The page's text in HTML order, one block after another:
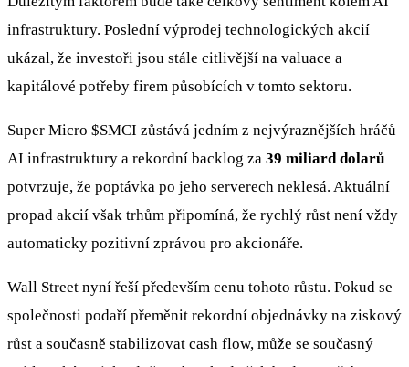
infrastruktury. Poslední výprodej technologických akcií
ukázal, že investoři jsou stále citlivější na valuace a
kapitálové potřeby firem působících v tomto sektoru.
Super Micro $SMCI zůstává jedním z nejvýraznějších hráčů
AI infrastruktury a rekordní backlog za 39 miliard dolarů
potvrzuje, že poptávka po jeho serverech neklesá. Aktuální
propad akcií však trhům připomíná, že rychlý růst není vždy
automaticky pozitivní zprávou pro akcionáře.
Wall Street nyní řeší především cenu tohoto růstu. Pokud se
společnosti podaří přeměnit rekordní objednávky na ziskový
růst a současně stabilizovat cash flow, může se současný